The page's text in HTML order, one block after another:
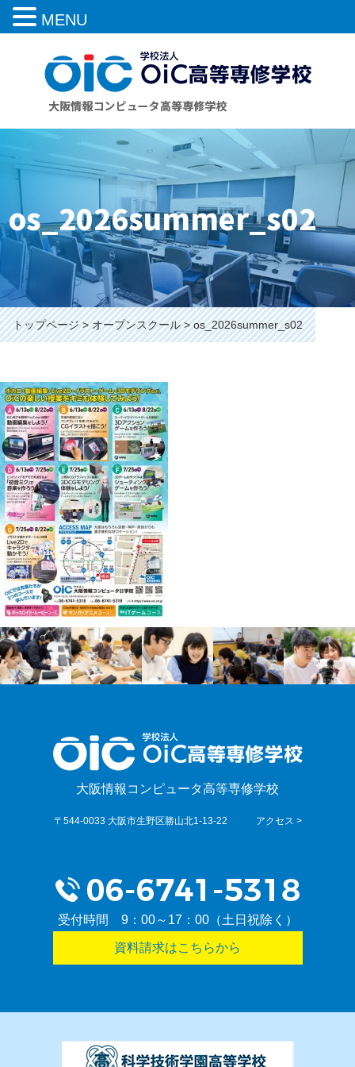
os_2026summer_s02
トップページ オープンスクール os_2026summer_s02
大阪情報コンピュータ高等専修学校
〒544-0033 大阪市生野区勝山北1-13-22 アクセス >
受付時間 9：00～17：00（土日祝除く）
資料請求はこちらから
MENU